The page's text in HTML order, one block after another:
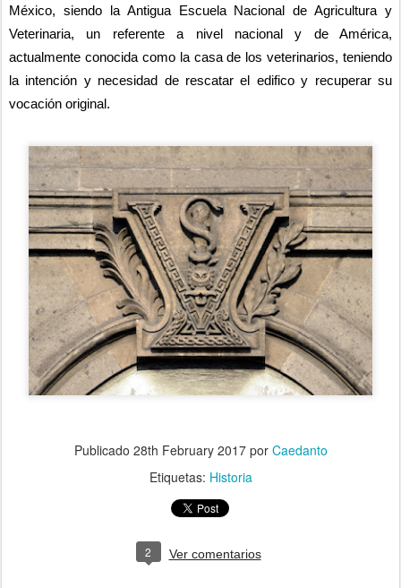
México, siendo la Antigua Escuela Nacional de Agricultura y
Veterinaria, un referente a nivel nacional y de América,
actualmente conocida como la casa de los veterinarios, teniendo
la intención y necesidad de rescatar el edifico y recuperar su
vocación original.
Publicado 28th February 2017por Caedanto
Etiquetas: Historia
2 Ver comentarios